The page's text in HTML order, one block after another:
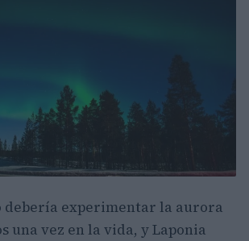
debería experimentar la aurora
una vez en la vida, y Laponia